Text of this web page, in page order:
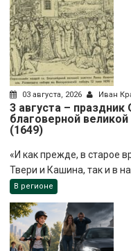
03 августа, 2026 Иван
3 августа –
благоверной
(1649)
«И как прежде, в старое
Твери и Кашина, так и в
В регионе